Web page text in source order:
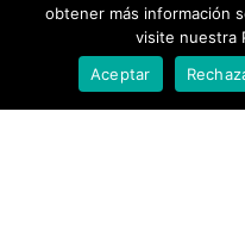
Política de Evaluación de
Política de Transparencia
obtener más información
visite nuestra
Aceptar